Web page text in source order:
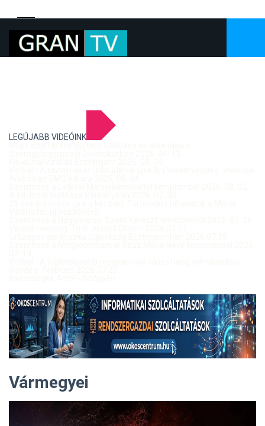
LEGÚJABB VIDEÓINK
Vármegyei